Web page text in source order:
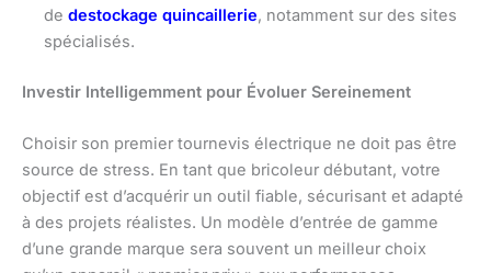
de destockage quincaillerie, notamment sur des sites
spécialisés.
Investir Intelligemment pour Évoluer Sereinement
Choisir son premier tournevis électrique ne doit pas être
source de stress. En tant que bricoleur débutant, votre
objectif est d’acquérir un outil fiable, sécurisant et adapté
à des projets réalistes. Un modèle d’entrée de gamme
d’une grande marque sera souvent un meilleur choix